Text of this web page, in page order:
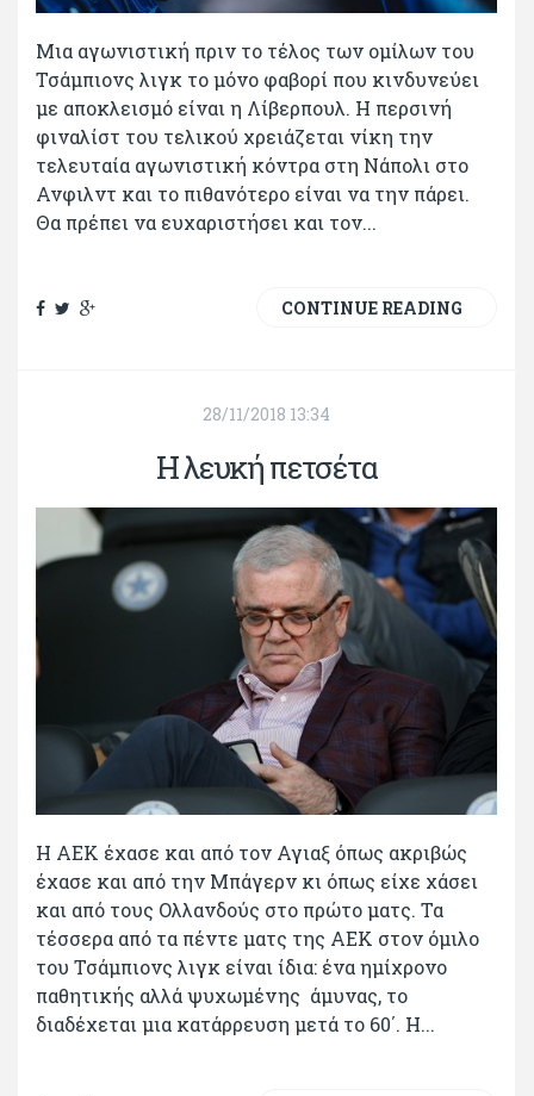
Μια αγωνιστική πριν το τέλος των ομίλων του
Τσάμπιονς λιγκ το μόνο φαβορί που κινδυνεύει
με αποκλεισμό είναι η Λίβερπουλ. Η περσινή
φιναλίστ του τελικού χρειάζεται νίκη την
τελευταία αγωνιστική κόντρα στη Νάπολι στο
Ανφιλντ και το πιθανότερο είναι να την πάρει.
Θα πρέπει να ευχαριστήσει και τον...
CONTINUE READING
28/11/2018 13:34
Η λευκή πετσέτα
H AEK έχασε και από τον Αγιαξ όπως ακριβώς
έχασε και από την Μπάγερν κι όπως είχε χάσει
και από τους Ολλανδούς στο πρώτο ματς. Τα
τέσσερα από τα πέντε ματς της ΑΕΚ στον όμιλο
του Τσάμπιονς λιγκ είναι ίδια: ένα ημίχρονο
παθητικής αλλά ψυχωμένης άμυνας, το
διαδέχεται μια κατάρρευση μετά το 60΄. Η...